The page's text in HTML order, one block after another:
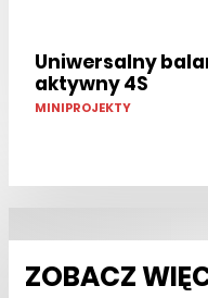
Uniwersalny
aktywny 4S
MINIPROJEKTY
ZOBACZ